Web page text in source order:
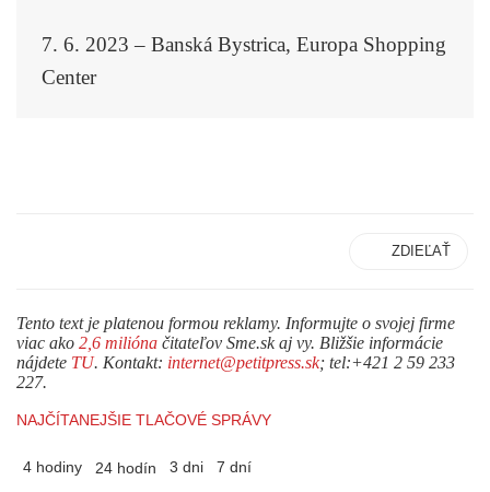
7. 6. 2023 – Banská Bystrica, Europa Shopping
Center
ZDIEĽAŤ
Tento text je platenou formou reklamy. Informujte o svojej firme
viac ako 2,6 milióna čitateľov Sme.sk aj vy. Bližšie informácie
nájdete TU. Kontakt: internet@petitpress.sk; tel:+421 2 59 233
227.
NAJČÍTANEJŠIE TLAČOVÉ SPRÁVY
4 hodiny 24 hodín 3 dni 7 dní